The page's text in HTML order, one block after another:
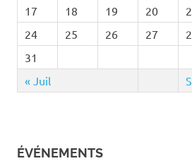
17
18 19 20
24
25 26 27
31
« Juil
ÉVÉNEMENTS